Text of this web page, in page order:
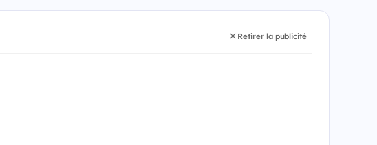
Retirer la publicité